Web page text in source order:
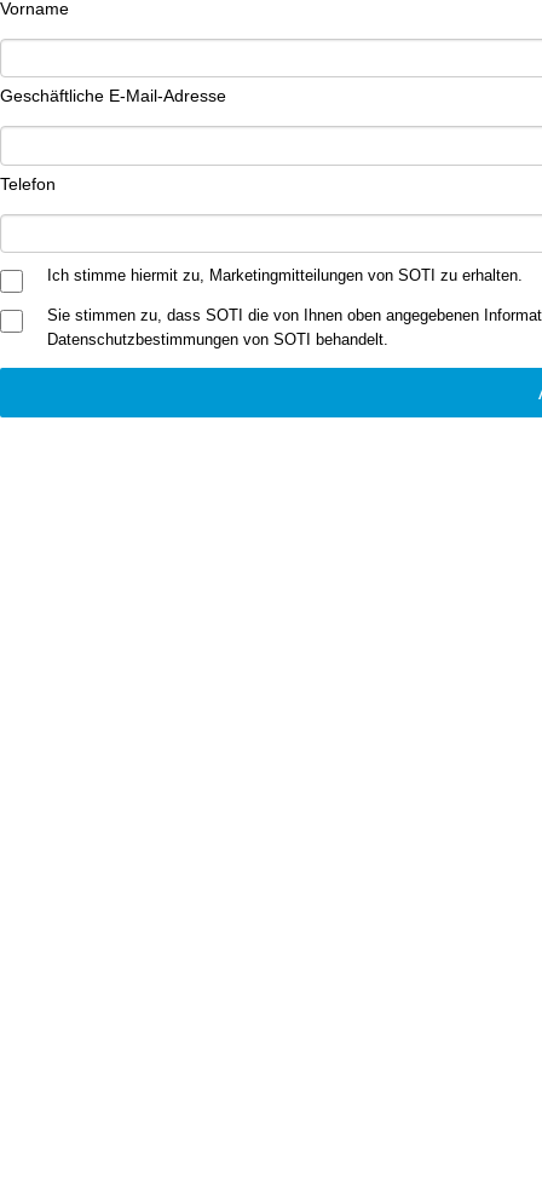
Vorname
Geschäftliche E-Mail-Adresse
Telefon
Ich stimme hiermit zu, Marketingmitteilungen von SOTI zu erhalten.
Sie stimmen zu, dass SOTI die von Ihnen oben angegebenen
Datenschutzbestimmungen von SOTI behandelt.